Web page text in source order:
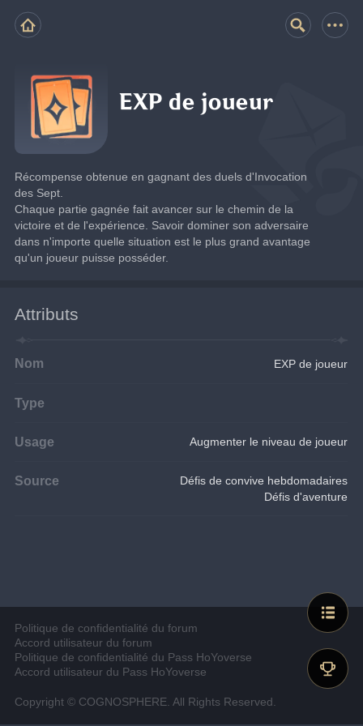
EXP de joueur
Récompense obtenue en gagnant des duels d'Invocation
des Sept.
Chaque partie gagnée fait avancer sur le chemin de la
victoire et de l'expérience. Savoir dominer son adversaire
dans n'importe quelle situation est le plus grand avantage
qu'un joueur puisse posséder.
Attributs
Nom EXP de joueur
Type
Usage Augmenter le niveau de joueur
Source
Défis de convive hebdomadaires
Défis d'aventure
Politique de confidentialité du forum
Accord utilisateur du forum
Politique de confidentialité du Pass HoYoverse
Accord utilisateur du Pass HoYoverse
Copyright © COGNOSPHERE. All Rights Reserved.